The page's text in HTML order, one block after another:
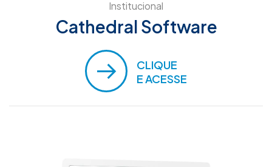
Institucional
Cathedral Software
CLIQUE
E ACESSE